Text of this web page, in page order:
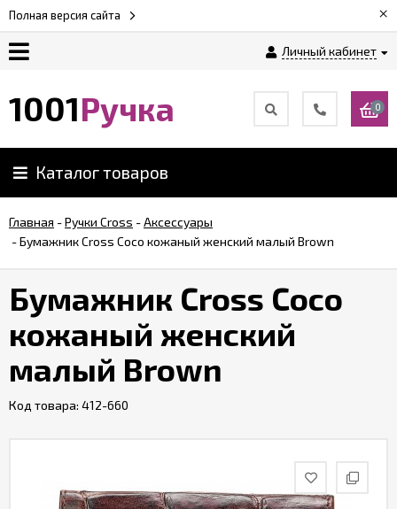
Полная версия сайта ×
Личный кабинет
Возврат
Обзоры
ручек
Контакты
1001Ручка 0
Каталог товаров
Главная -Ручки Cross -Аксессуары
-Бумажник Cross Coco кожаный женский малый Brown
Бумажник Cross Coco
кожаный женский
малый Brown
Код товара: 412-660